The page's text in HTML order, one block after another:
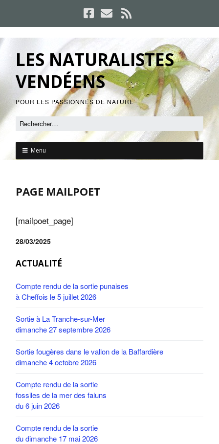
LES NATURALISTES
VENDÉENS
POUR LES PASSIONNÉS DE NATURE
Menu
PAGE MAILPOET
[mailpoet_page]
28/03/2025
ACTUALITÉ
Compte rendu de la sortie punaises
à Cheffois le 5 juillet 2026
Sortie à La Tranche-sur-Mer
dimanche 27 septembre 2026
Sortie fougères dans le vallon de la Baffardière
dimanche 4 octobre 2026
Compte rendu de la sortie
fossiles de la mer des faluns
du 6 juin 2026
Compte rendu de la sortie
du dimanche 17 mai 2026